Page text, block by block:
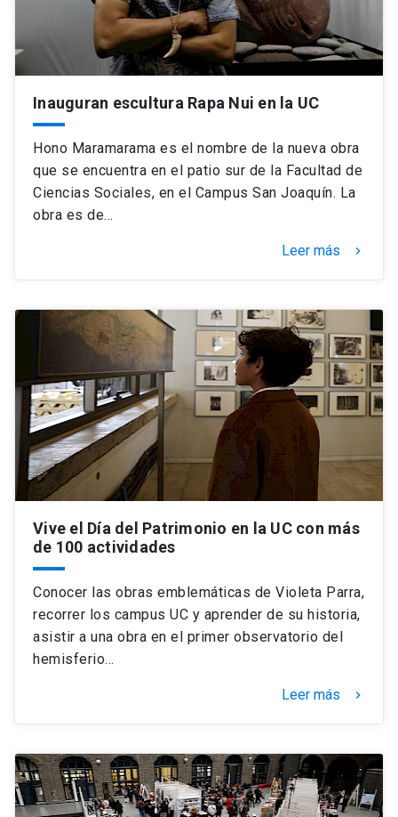
Inauguran escultura Rapa Nui en la UC
Hono Maramarama es el nombre de la nueva obra
que se encuentra en el patio sur de la Facultad de
Ciencias Sociales, en el Campus San Joaquín. La
obra es de…
Leer más keyboard_arrow_right
Vive el Día del Patrimonio en la UC con más
de 100 actividades
Conocer las obras emblemáticas de Violeta Parra,
recorrer los campus UC y aprender de su historia,
asistir a una obra en el primer observatorio del
hemisferio…
Leer más keyboard_arrow_right